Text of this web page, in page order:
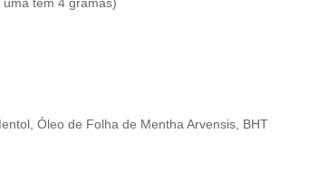
Óleo de Folha de Mentha Arvensis, BHT